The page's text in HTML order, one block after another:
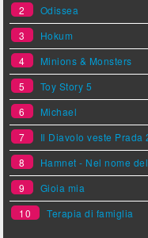
2
Odissea
3
Hokum
4
Minions & Monsters
5
Toy Story 5
6
Michael
7
Il Diavolo veste Prada
8
Hamnet - Nel nome
9
Gioia mia
10
Terapia di famiglia